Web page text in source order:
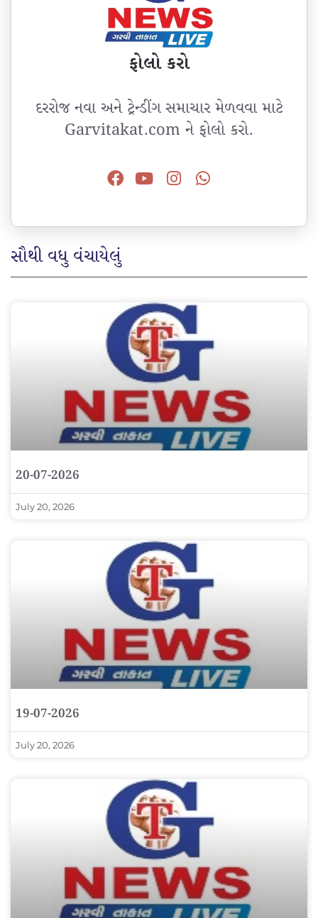
ફોલો કરો
દરરોજ નવા અને ટ્રેન્ડીંગ સમાચાર મેળવવા માટે
Garvitakat.com ને ફોલો કરો.
સૌથી વધુ વંચાયેલું
20-07-2026
July 20, 2026
19-07-2026
July 20, 2026